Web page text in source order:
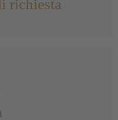
richiesta